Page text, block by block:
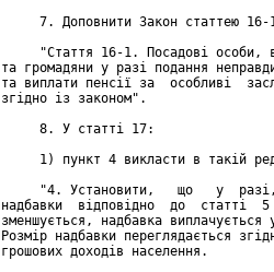
7. Доповнити Закон статтею
"Стаття 16-1. Посадові особи,
та громадяни у разі подання
та виплати пенсії за  особливі
згідно із законом".
     8. У статті 17:
1) пункт 4 викласти в такій
"4. Установити,   що   у
надбавки  відповідно  до  статті
зменшується, надбавка
Розмір надбавки переглядається
грошових доходів населення.